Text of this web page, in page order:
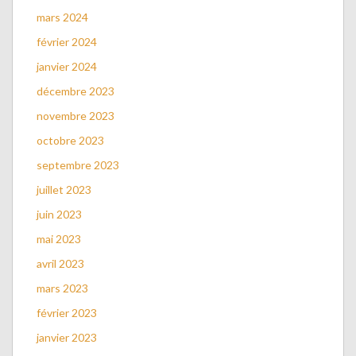
mars 2024
février 2024
janvier 2024
décembre 2023
novembre 2023
octobre 2023
septembre 2023
juillet 2023
juin 2023
mai 2023
avril 2023
mars 2023
février 2023
janvier 2023